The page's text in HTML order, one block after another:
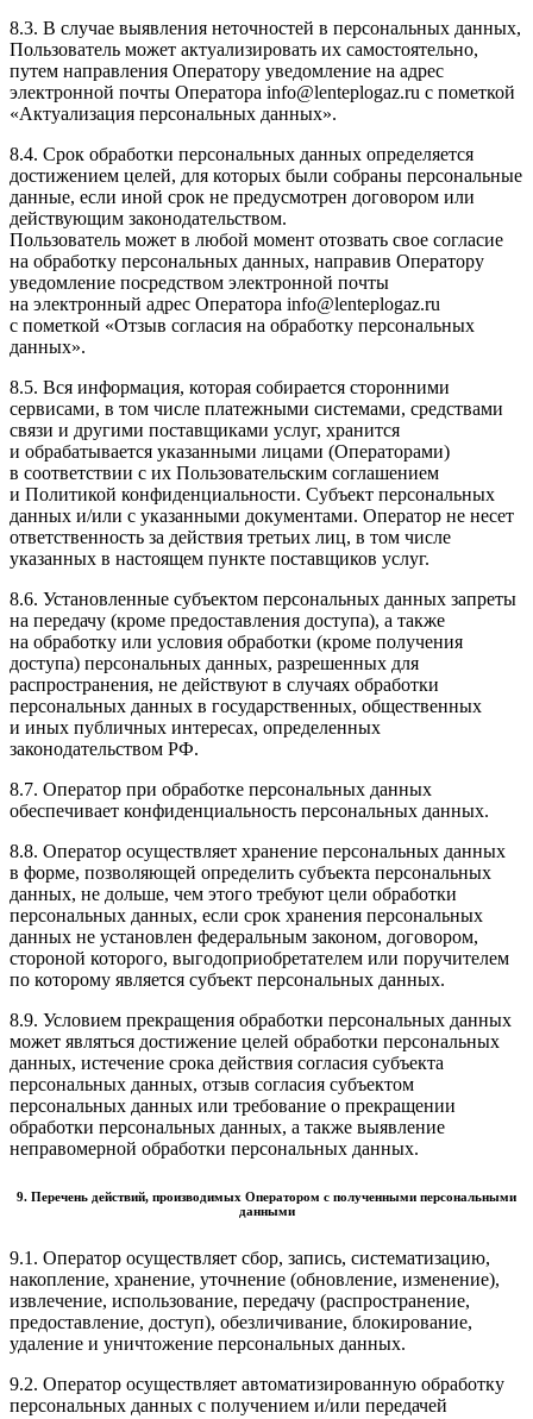
8.3. В случае выявления неточностей в персональных данных,
Пользователь может актуализировать их самостоятельно,
путем направления Оператору уведомление на адрес
электронной почты Оператора info@lenteplogaz.ru с пометкой
«Актуализация персональных данных».
8.4. Срок обработки персональных данных определяется
достижением целей, для которых были собраны персональные
данные, если иной срок не предусмотрен договором или
действующим законодательством.
Пользователь может в любой момент отозвать свое согласие
на обработку персональных данных, направив Оператору
уведомление посредством электронной почты
на электронный адрес Оператора info@lenteplogaz.ru
с пометкой «Отзыв согласия на обработку персональных
данных».
8.5. Вся информация, которая собирается сторонними
сервисами, в том числе платежными системами, средствами
связи и другими поставщиками услуг, хранится
и обрабатывается указанными лицами (Операторами)
в соответствии с их Пользовательским соглашением
и Политикой конфиденциальности. Субъект персональных
данных и/или с указанными документами. Оператор не несет
ответственность за действия третьих лиц, в том числе
указанных в настоящем пункте поставщиков услуг.
8.6. Установленные субъектом персональных данных запреты
на передачу (кроме предоставления доступа), а также
на обработку или условия обработки (кроме получения
доступа) персональных данных, разрешенных для
распространения, не действуют в случаях обработки
персональных данных в государственных, общественных
и иных публичных интересах, определенных
законодательством РФ.
8.7. Оператор при обработке персональных данных
обеспечивает конфиденциальность персональных данных.
8.8. Оператор осуществляет хранение персональных данных
в форме, позволяющей определить субъекта персональных
данных, не дольше, чем этого требуют цели обработки
персональных данных, если срок хранения персональных
данных не установлен федеральным законом, договором,
стороной которого, выгодоприобретателем или поручителем
по которому является субъект персональных данных.
8.9. Условием прекращения обработки персональных данных
может являться достижение целей обработки персональных
данных, истечение срока действия согласия субъекта
персональных данных, отзыв согласия субъектом
персональных данных или требование о прекращении
обработки персональных данных, а также выявление
неправомерной обработки персональных данных.
9. Перечень действий, производимых Оператором с полученными персональными
данными
9.1. Оператор осуществляет сбор, запись, систематизацию,
накопление, хранение, уточнение (обновление, изменение),
извлечение, использование, передачу (распространение,
предоставление, доступ), обезличивание, блокирование,
удаление и уничтожение персональных данных.
9.2. Оператор осуществляет автоматизированную обработку
персональных данных с получением и/или передачей